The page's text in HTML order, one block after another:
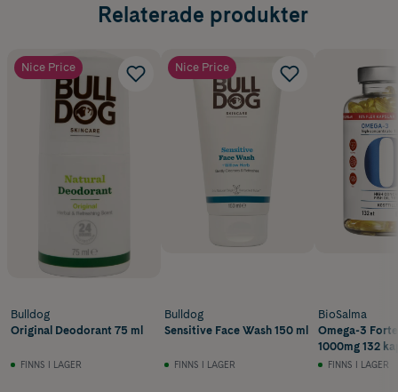
Relaterade produkter
Nice Price
Bulldog
Original Deodorant 75 ml
FINNS I LAGER
Nice Price
Bulldog
Sensitive Face Wash 150 ml
FINNS I LAGER
BioSalma
Omega-3
1000mg 132
FINNS I LAGER